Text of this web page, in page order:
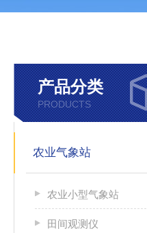
产品分类
PRODUCTS
农业气象站
农业小型气象站
田间观测仪